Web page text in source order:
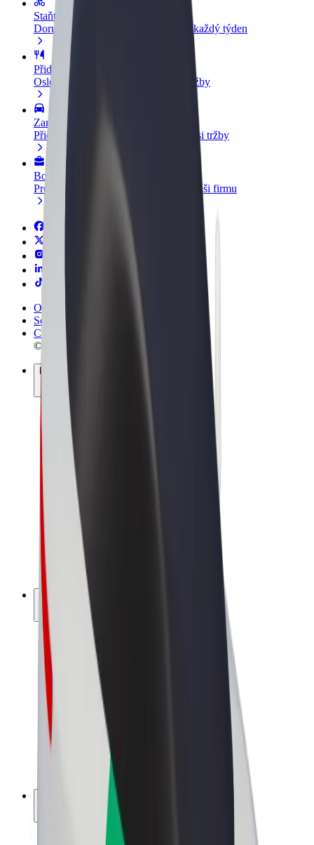
Staňte se kurýrem
Doručujte jídlo a dostávejte výplatu každý týden
Přidejte restauraci nebo obchod
Oslovte více zákazníků a zvyšte si tržby
Zaregistrujte se jako flotilový partner
Přidejte svou flotilu k Boltu a zvyšte si tržby
Bolt for Business
Produkty a služby Boltu přesně pro vaši firmu
Obchodní podmínky
Soukromí
Cookies
© 2026 Bolt Technology OÜ
Produkty
Jízdy
Koloběžky
Bolt Market
Bolt Food
Bolt Drive
Bolt for Business
E-kola
Bolt Plus
Vydělávejte s Boltem
Výdělky řidiče
Výdělky kurýra
Partneři Bolt Food